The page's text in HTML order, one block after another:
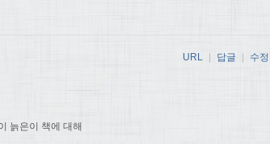
늙은이 책에 대해
URL 답글 수정